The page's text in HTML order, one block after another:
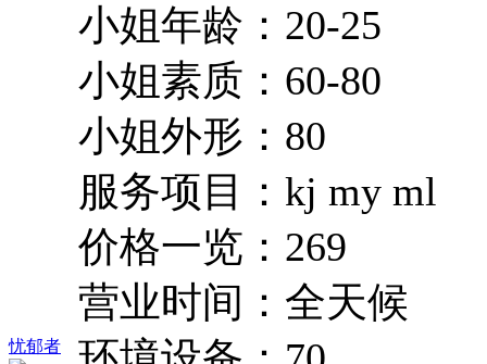
忧郁者
小姐年龄：20-25
小姐素质：60-80
小姐外形：80
服务项目：kj my ml
价格一览：269
营业时间：全天候